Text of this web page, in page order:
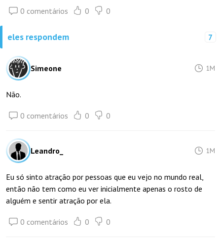
0 comentários 0 0
eles respondem 7
Simeone 1M
Não.
0 comentários 0 0
Leandro_ 1M
Eu só sinto atração por pessoas que eu vejo no mundo real,
então não tem como eu ver inicialmente apenas o rosto de
alguém e sentir atração por ela.
0 comentários 0 0